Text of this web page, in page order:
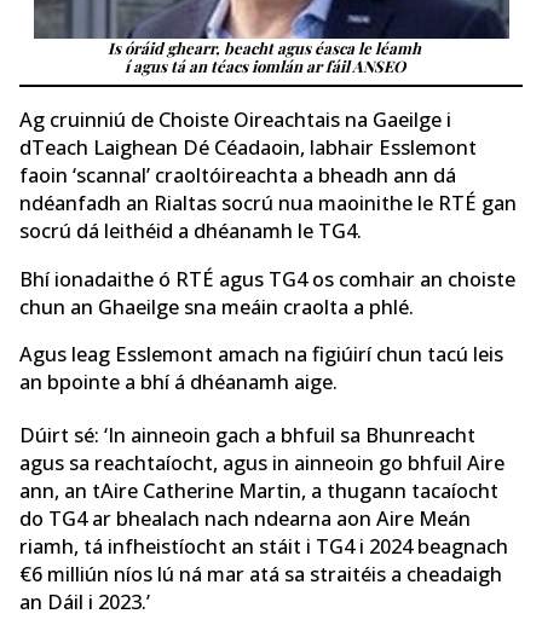
Is óráid ghearr, beacht agus éasca le léamh
í agus tá an téacs iomlán ar fáil ANSEO
Ag cruinniú de Choiste Oireachtais na Gaeilge i
dTeach Laighean Dé Céadaoin, labhair Esslemont
faoin ‘scannal’ craoltóireachta a bheadh ann dá
ndéanfadh an Rialtas socrú nua maoinithe le RTÉ gan
socrú dá leithéid a dhéanamh le TG4.
Bhí ionadaithe ó RTÉ agus TG4 os comhair an choiste
chun an Ghaeilge sna meáin craolta a phlé.
Agus leag Esslemont amach na figiúirí chun tacú leis
an bpointe a bhí á dhéanamh aige.
Dúirt sé: ‘In ainneoin gach a bhfuil sa Bhunreacht
agus sa reachtaíocht, agus in ainneoin go bhfuil Aire
ann, an tAire Catherine Martin, a thugann tacaíocht
do TG4 ar bhealach nach ndearna aon Aire Meán
riamh, tá infheistíocht an stáit i TG4 i 2024 beagnach
€6 milliún níos lú ná mar atá sa straitéis a cheadaigh
an Dáil i 2023.’